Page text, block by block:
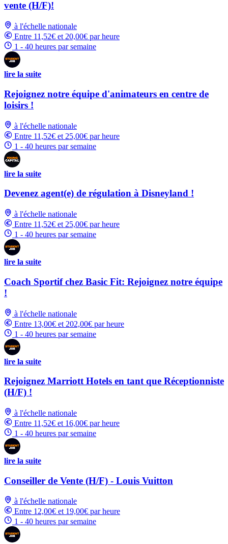
vente (H/F)!
à l'échelle nationale
Entre 11,52€ et 20,00€ par heure
1 - 40 heures par semaine
lire la suite
Rejoignez notre équipe d'animateurs en centre de
loisirs !
à l'échelle nationale
Entre 11,52€ et 25,00€ par heure
1 - 40 heures par semaine
lire la suite
Devenez agent(e) de régulation à Disneyland !
à l'échelle nationale
Entre 11,52€ et 25,00€ par heure
1 - 40 heures par semaine
lire la suite
Coach Sportif chez Basic Fit: Rejoignez notre équipe
!
à l'échelle nationale
Entre 13,00€ et 202,00€ par heure
1 - 40 heures par semaine
lire la suite
Rejoignez Marriott Hotels en tant que Réceptionniste
(H/F) !
à l'échelle nationale
Entre 11,52€ et 16,00€ par heure
1 - 40 heures par semaine
lire la suite
Conseiller de Vente (H/F) - Louis Vuitton
à l'échelle nationale
Entre 12,00€ et 19,00€ par heure
1 - 40 heures par semaine